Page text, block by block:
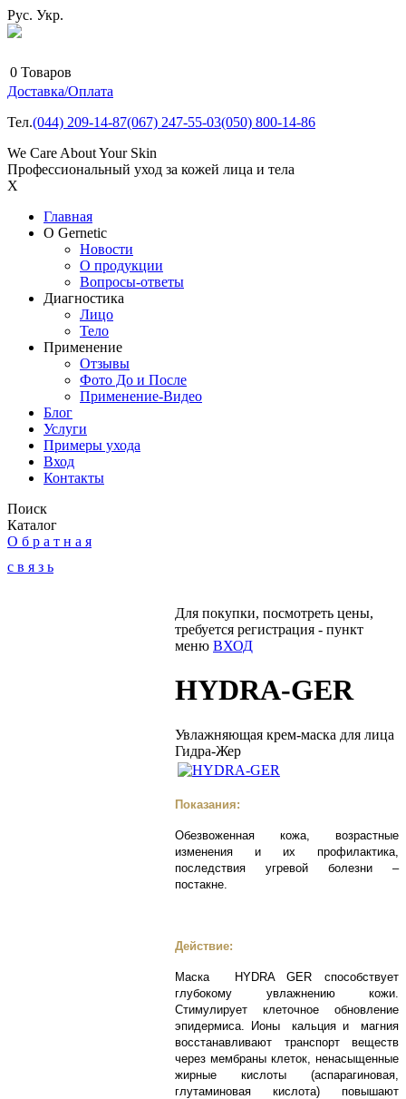
Рус. Укр.
0 Товаров
Доставка/Оплата
Тел.(044) 209-14-87(067) 247-55-03(050) 800-14-86
We Care About Your Skin
Профессиональный уход за кожей лица и тела
X
Главная
О Gernetic
Новости
О продукции
Вопросы-ответы
Диагностика
Лицо
Тело
Применение
Отзывы
Фото До и После
Применение-Видео
Блог
Услуги
Примеры ухода
Вход
Контакты
Поиск
Каталог
О б р а т н а я
с в я з ь
Для покупки, посмотреть цены,
требуется регистрация - пункт
меню ВХОД
HYDRA-GER
Увлажняющая крем-маска для лица
Гидра-Жер
Показания:
Обезвоженная кожа, возрастные
изменения и их профилактика,
последствия угревой болезни –
постакне.
Действие:
Маска HYDRA GER способствует
глубокому увлажнению кожи.
Стимулирует клеточное обновление
эпидермиса. Ионы кальция и магния
восстанавливают транспорт веществ
через мембраны клеток, ненасыщенные
жирные кислоты (аспарагиновая,
глутаминовая кислота) повышают